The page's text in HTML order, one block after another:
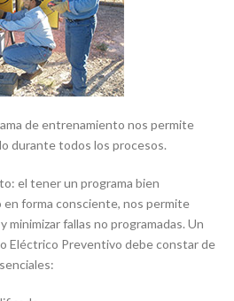
de entrenamiento nos permite
durante todos los procesos.
el tener un programa bien
en forma consciente, nos permite
minimizar fallas no programadas. Un
Eléctrico Preventivo debe constar de